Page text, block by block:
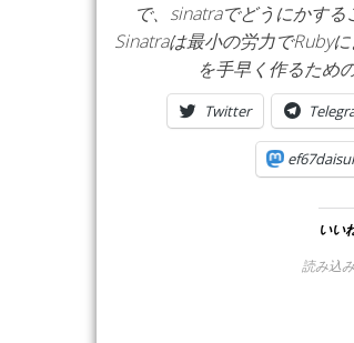
で、sinatraでどうにかす
Sinatraは最小の労力でRuby
を手早く作るため
Twitter
いい
読み込